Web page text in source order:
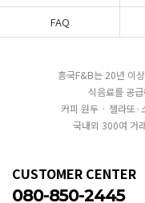
FAQ
흥국F&B는 20년 이
식음료를 공
커피 원두 · 젤라또·
국내외 300여 거
CUSTOMER CENTER
080-850-2445